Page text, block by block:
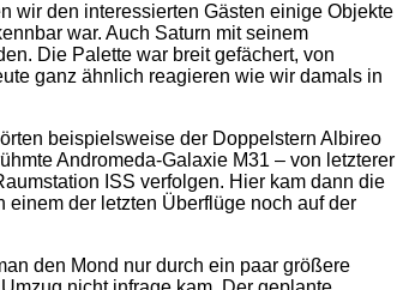
wir den interessierten Gästen einige Objekte
war. Auch Saturn mit seinem
Die Palette war breit gefächert, von
ganz ähnlich reagieren wie wir damals in
beispielsweise der Doppelstern Albireo
Andromeda-Galaxie M31 – von letzterer
ISS verfolgen. Hier kam dann die
einem der letzten Überflüge noch auf der
den Mond nur durch ein paar größere